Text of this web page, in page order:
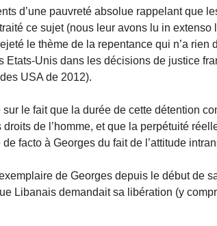
d’une pauvreté absolue rappelant que
ce sujet (nous leur avons lu in
le thème de la repentance qui n’a rien
Etats-Unis dans les décisions de justice
USA de 2012).
le fait que la durée de cette détention
de l’homme, et que la perpétuité
facto à Georges du fait de l’attitude
de Georges depuis le début de
Libanais demandait sa libération (y